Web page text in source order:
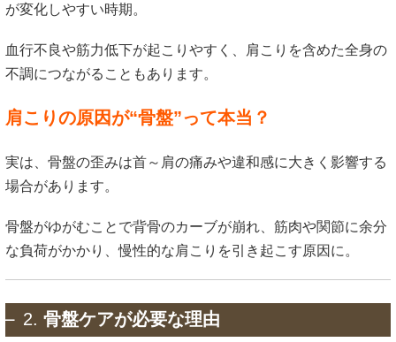
が変化しやすい時期。
血行不良や筋力低下が起こりやすく、肩こりを含めた全身の
不調につながることもあります。
肩こりの原因が“骨盤”って本当？
実は、骨盤の歪みは首～肩の痛みや違和感に大きく影響する
場合があります。
骨盤がゆがむことで背骨のカーブが崩れ、筋肉や関節に余分
な負荷がかかり、慢性的な肩こりを引き起こす原因に。
2. 骨盤ケアが必要な理由